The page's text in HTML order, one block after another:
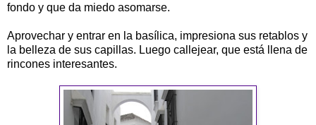
fondo y que da miedo asomarse.
Aprovechar y entrar en la basílica, impresiona sus retablos y
la belleza de sus capillas. Luego callejear, que está llena de
rincones interesantes.